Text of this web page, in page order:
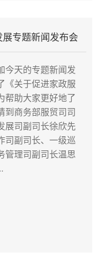
专题新闻发布会
今天的专题新闻发
《关于促进家政服
帮助大家更好地了
到商务部服贸司司
展司副司长徐欣先
司副司长、一级巡
管理司副司长温思